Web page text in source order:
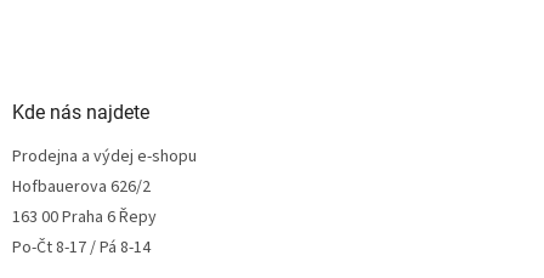
Kde nás najdete
Prodejna a výdej e-shopu
Hofbauerova 626/2
163 00 Praha 6 Řepy
Po-Čt 8-17 / Pá 8-14